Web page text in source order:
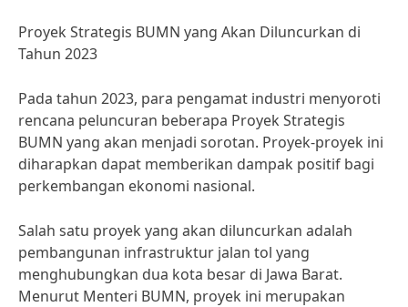
Proyek Strategis BUMN yang Akan Diluncurkan di
Tahun 2023
Pada tahun 2023, para pengamat industri menyoroti
rencana peluncuran beberapa Proyek Strategis
BUMN yang akan menjadi sorotan. Proyek-proyek ini
diharapkan dapat memberikan dampak positif bagi
perkembangan ekonomi nasional.
Salah satu proyek yang akan diluncurkan adalah
pembangunan infrastruktur jalan tol yang
menghubungkan dua kota besar di Jawa Barat.
Menurut Menteri BUMN, proyek ini merupakan